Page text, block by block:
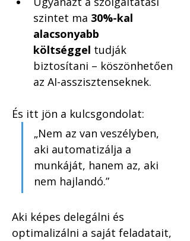
szintet ma 30%-kal
alacsonyabb
költséggel tudják
biztosítani – köszönhetően
az AI-asszisztenseknek.
És itt jön a kulcsgondolat:
„Nem az van veszélyben,
aki automatizálja a
munkáját, hanem az, aki
nem hajlandó.”
Aki képes delegálni és
optimalizálni a saját feladatait,